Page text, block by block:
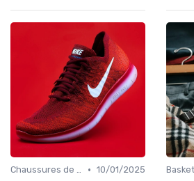
Chaussures de Ville • 10/01/2025